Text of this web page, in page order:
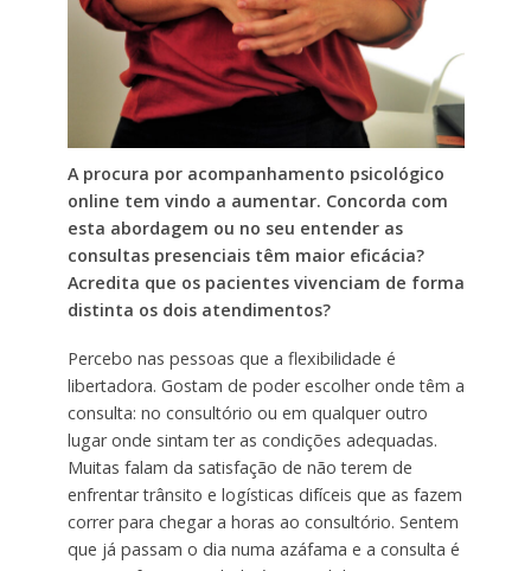
A procura por acompanhamento psicológico
online tem vindo a aumentar. Concorda com
esta abordagem ou no seu entender as
consultas presenciais têm maior eficácia?
Acredita que os pacientes vivenciam de forma
distinta os dois atendimentos?
Percebo nas pessoas que a flexibilidade é
libertadora. Gostam de poder escolher onde têm a
consulta: no consultório ou em qualquer outro
lugar onde sintam ter as condições adequadas.
Muitas falam da satisfação de não terem de
enfrentar trânsito e logísticas difíceis que as fazem
correr para chegar a horas ao consultório. Sentem
que já passam o dia numa azáfama e a consulta é